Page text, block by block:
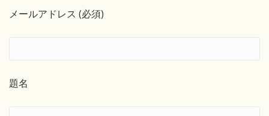
メールアドレス (必須)
題名